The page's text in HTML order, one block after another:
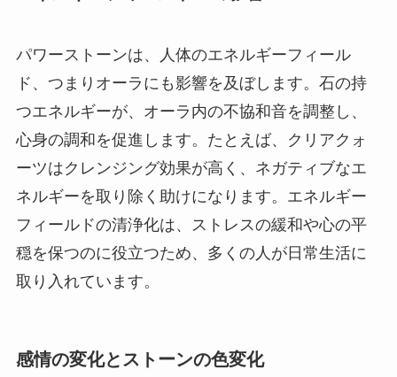
パワーストーンは、人体のエネルギーフィール
ド、つまりオーラにも影響を及ぼします。石の持
つエネルギーが、オーラ内の不協和音を調整し、
心身の調和を促進します。たとえば、クリアクォ
ーツはクレンジング効果が高く、ネガティブなエ
ネルギーを取り除く助けになります。エネルギー
フィールドの清浄化は、ストレスの緩和や心の平
穏を保つのに役立つため、多くの人が日常生活に
取り入れています。
感情の変化とストーンの色変化